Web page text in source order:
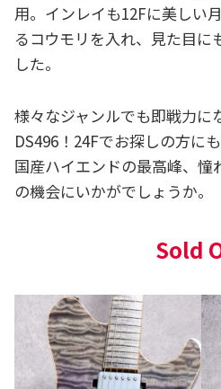
用。インレイも12Fに美しい
るコウモリを入れ、見た目に
した。
様々なジャンルでも即戦力に
DS496！24Fでお探しの方に
国産ハイエンドの最高峰、憧
の機会にいかがでしょうか。
Sold